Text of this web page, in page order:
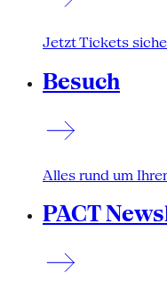
Jetzt Tickets
Besuch
Alles rund um
PACT